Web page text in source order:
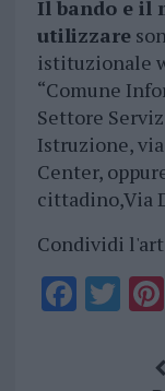
Il bando e il
utilizzare
istituzionale
“Comune
Settore
Istruzione,
Center,
cittadino,Via
Condividi
F T